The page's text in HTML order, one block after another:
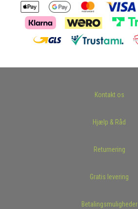
Kontakt os
Hjælp & Råd
Returnering
Gratis levering
Betalingsmuligheder